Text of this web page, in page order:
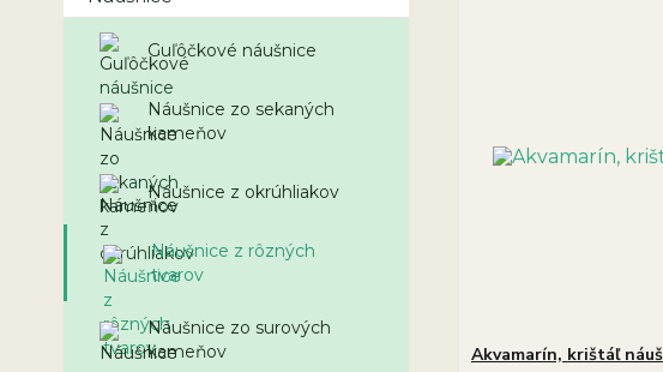
Guľôčkové náušnice
Náušnice zo sekaných
kameňov
Náušnice z okrúhliakov
Náušnice z rôzných
tvarov
Náušnice zo surových
kameňov
Akvamarín, krištáľ